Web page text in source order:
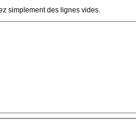
simplement des lignes vides.